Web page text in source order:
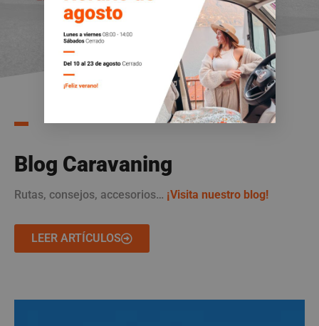
Blog Caravaning
Rutas, consejos, accesorios… ¡Visita nuestro blog!
LEER ARTÍCULOS